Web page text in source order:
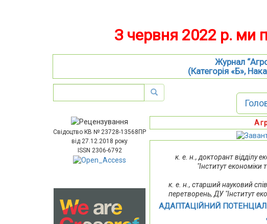
З червня 2022 р. ми
Журнал
(Категорія «Б»,
Свідоцтво КВ № 23728-13568ПР
від 27.12.2018 року
ISSN 2306-6792
к. е. н., докторант відділу
"Інститут
к. е. н., старший науковий
перетворень, ДУ "Інститут
АДАПТАЦІЙНИЙ